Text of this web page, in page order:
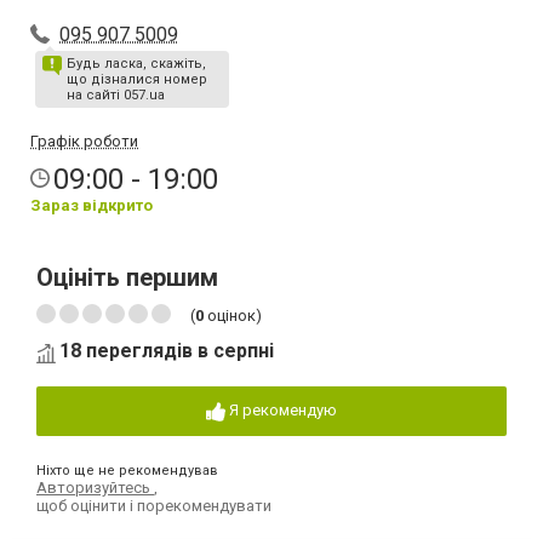
095 907 5009
Будь ласка, скажіть,
що дізналися номер
на сайті 057.ua
Графік роботи
09:00 - 19:00
Зараз відкрито
Оцініть першим
(0 оцінок)
18 переглядів в серпні
Я рекомендую
Ніхто ще не рекомендував
Авторизуйтесь
щоб оцінити і порекомендувати